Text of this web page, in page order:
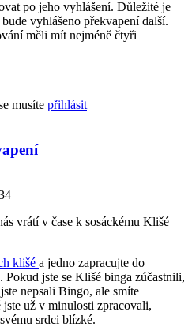
po jeho vyhlášení. Důležité je
vyhlášeno překvapení další.
měli mít nejméně čtyři
musíte přihlásit
vrátí v čase k sosáckému Klišé
klišé a jedno zapracujte do
jste se Klišé binga zúčastnili,
nepsali Bingo, ale smíte
už v minulosti zpracovali,
srdci blízké.